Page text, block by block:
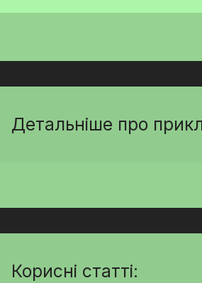
Детальніше про
Корисні статті: